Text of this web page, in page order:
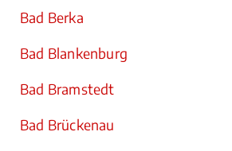
Bad Berka
Bad Blankenburg
Bad Bramstedt
Bad Brückenau